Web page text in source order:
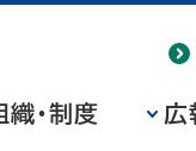
織・制度 広